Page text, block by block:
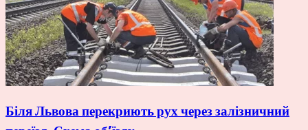
Біля Львова перекриють рух через залізничний